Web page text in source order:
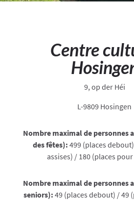
Centre
9, op der Héi
L-9809 Hosingen
Nombre maximal de personnes
des fêtes): 499 (places
assises) / 180 (places
Nombre maximal de personnes
seniors): 49 (places debout) / 49